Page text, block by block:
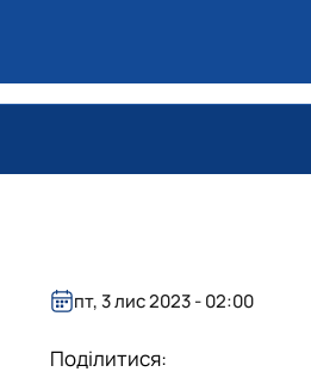
пт, 3 лис 2023 - 02:00
Поділитися: